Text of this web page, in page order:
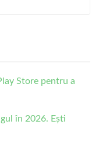
Store pentru a
în 2026. Ești